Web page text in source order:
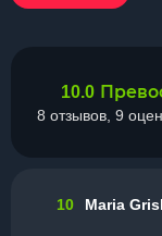
10.0
8 отзывов, 9
10 Maria